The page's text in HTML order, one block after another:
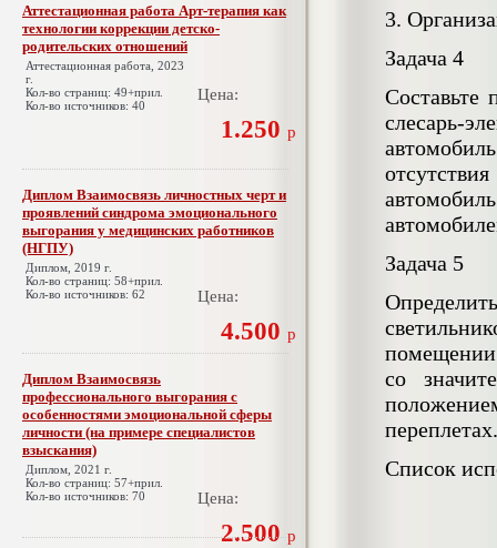
Аттестационная работа Арт-терапия как
технологии коррекции детско-
родительских отношений
Аттестационная работа, 2023
г.
Кол-во страниц: 49+прил.
Кол-во источников: 40
Цена:
1.250 р
Диплом Взаимосвязь личностных черт и
проявлений синдрома эмоционального
выгорания у медицинских работников
(НГПУ)
Диплом, 2019 г.
Кол-во страниц: 58+прил.
Кол-во источников: 62
Цена:
4.500 р
Диплом Взаимосвязь
профессионального выгорания с
особенностями эмоциональной сферы
личности (на примере специалистов
взыскания)
Диплом, 2021 г.
Кол-во страниц: 57+прил.
Кол-во источников: 70
Цена:
2.500 р
3.
Задача 4
Составьте
слесарь-
Задача 5
со
Список